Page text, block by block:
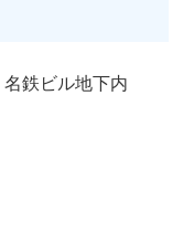
名鉄ビル地下内